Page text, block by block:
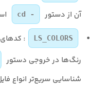
آن از دستور
cd -
LS_COLORS
:
رنگ‌ها در خروجی دستور
شناسایی سریع‌تر انواع